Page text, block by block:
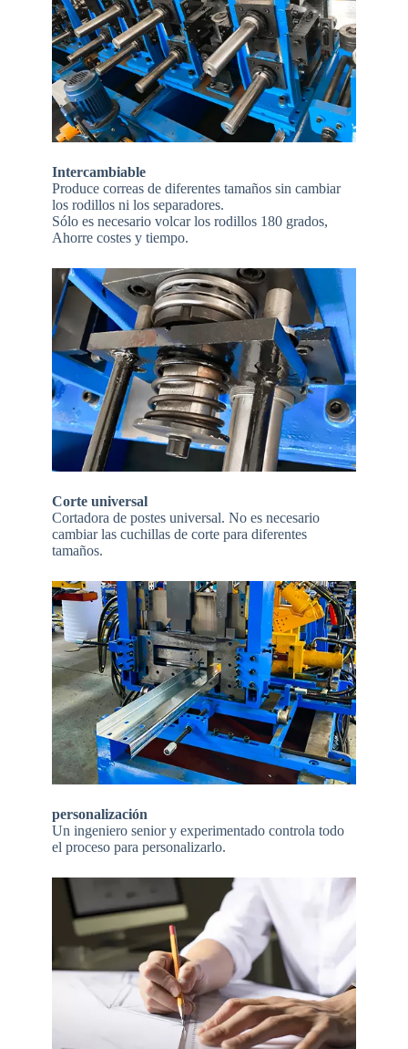
Intercambiable
Produce correas de diferentes tamaños sin cambiar
los rodillos ni los separadores.
Sólo es necesario volcar los rodillos 180 grados,
Ahorre costes y tiempo.
Corte universal
Cortadora de postes universal. No es necesario
cambiar las cuchillas de corte para diferentes
tamaños.
personalización
Un ingeniero senior y experimentado controla todo
el proceso para personalizarlo.